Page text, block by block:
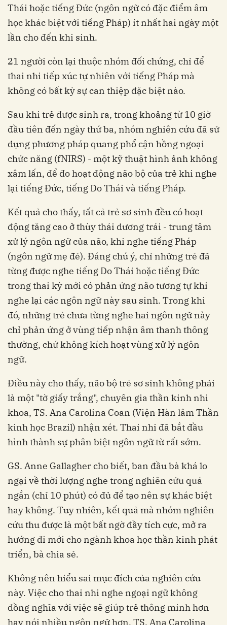
Thái hoặc tiếng Đức (ngôn ngữ có đặc điểm âm
học khác biệt với tiếng Pháp) ít nhất hai ngày một
lần cho đến khi sinh.
21 người còn lại thuộc nhóm đối chứng, chỉ để
thai nhi tiếp xúc tự nhiên với tiếng Pháp mà
không có bất kỳ sự can thiệp đặc biệt nào.
Sau khi trẻ được sinh ra, trong khoảng từ 10 giờ
đầu tiên đến ngày thứ ba, nhóm nghiên cứu đã sử
dụng phương pháp quang phổ cận hồng ngoại
chức năng (fNIRS) - một kỹ thuật hình ảnh không
xâm lấn, để đo hoạt động não bộ của trẻ khi nghe
lại tiếng Đức, tiếng Do Thái và tiếng Pháp.
Kết quả cho thấy, tất cả trẻ sơ sinh đều có hoạt
động tăng cao ở thùy thái dương trái - trung tâm
xử lý ngôn ngữ của não, khi nghe tiếng Pháp
(ngôn ngữ mẹ đẻ). Đáng chú ý, chỉ những trẻ đã
từng được nghe tiếng Do Thái hoặc tiếng Đức
trong thai kỳ mới có phản ứng não tương tự khi
nghe lại các ngôn ngữ này sau sinh. Trong khi
đó, những trẻ chưa từng nghe hai ngôn ngữ này
chỉ phản ứng ở vùng tiếp nhận âm thanh thông
thường, chứ không kích hoạt vùng xử lý ngôn
ngữ.
Điều này cho thấy, não bộ trẻ sơ sinh không phải
là một "tờ giấy trắng", chuyên gia thần kinh nhi
khoa, TS. Ana Carolina Coan (Viện Hàn lâm Thần
kinh học Brazil) nhận xét. Thai nhi đã bắt đầu
hình thành sự phân biệt ngôn ngữ từ rất sớm.
GS. Anne Gallagher cho biết, ban đầu bà khá lo
ngại về thời lượng nghe trong nghiên cứu quá
ngắn (chỉ 10 phút) có đủ để tạo nên sự khác biệt
hay không. Tuy nhiên, kết quả mà nhóm nghiên
cứu thu được là một bất ngờ đầy tích cực, mở ra
hướng đi mới cho ngành khoa học thần kinh phát
triển, bà chia sẻ.
Không nên hiểu sai mục đích của nghiên cứu
này. Việc cho thai nhi nghe ngoại ngữ không
đồng nghĩa với việc sẽ giúp trẻ thông minh hơn
hay nói nhiều ngôn ngữ hơn, TS. Ana Carolina